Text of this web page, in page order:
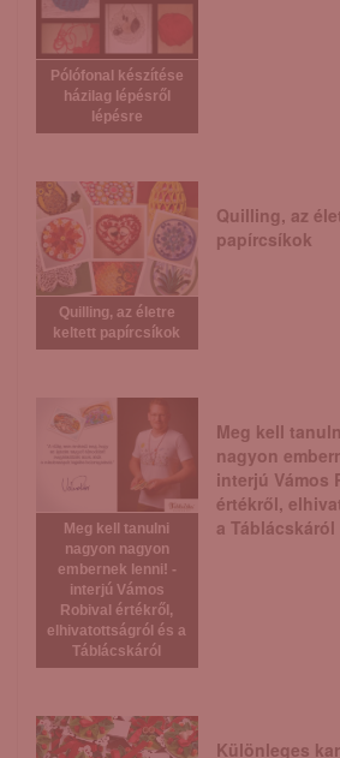
Pólófonal készítése
házilag lépésről
lépésre
Quilling, az életre
keltett papírcsíkok
Quilling, az
papírcsíkok
Meg kell tanulni
nagyon nagyon
embernek lenni! -
interjú Vámos
Robival értékről,
elhivatottságról és a
Táblácskáról
Meg kell
nagyon
interjú Vámos
értékről,
a Táblácskáról
Különleges